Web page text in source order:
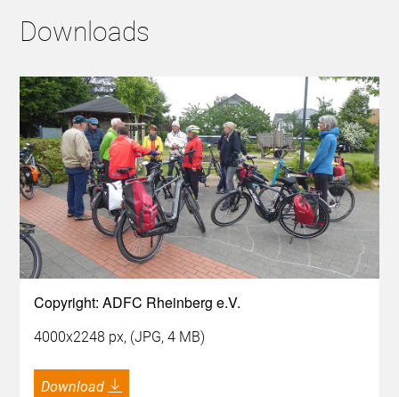
Downloads
Copyright: ADFC Rheinberg e.V.
4000x2248 px, (JPG, 4 MB)
Download